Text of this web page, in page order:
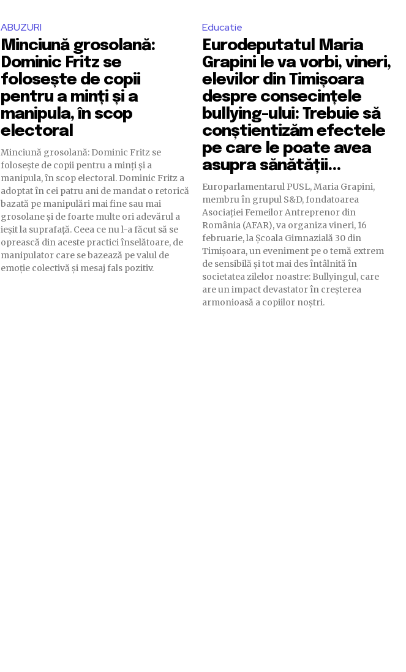
ABUZURI
Minciună grosolană:
Dominic Fritz se
folosește de copii
pentru a minți și a
manipula, în scop
electoral
Minciună grosolană: Dominic Fritz se
folosește de copii pentru a minți și a
manipula, în scop electoral. Dominic Fritz a
adoptat în cei patru ani de mandat o retorică
bazată pe manipulări mai fine sau mai
grosolane și de foarte multe ori adevărul a
ieșit la suprafață. Ceea ce nu l-a făcut să se
oprească din aceste practici înselătoare, de
manipulator care se bazează pe valul de
emoție colectivă și mesaj fals pozitiv.
Educatie
Eurodeputatul Maria
Grapini le va vorbi, vineri,
elevilor din Timișoara
despre consecințele
bullying-ului: Trebuie să
conștientizăm efectele
pe care le poate avea
asupra sănătății...
Europarlamentarul PUSL, Maria Grapini,
membru în grupul S&D, fondatoarea
Asociației Femeilor Antreprenor din
România (AFAR), va organiza vineri, 16
februarie, la Școala Gimnazială 30 din
Timișoara, un eveniment pe o temă extrem
de sensibilă și tot mai des întâlnită în
societatea zilelor noastre: Bullyingul, care
are un impact devastator în creșterea
armonioasă a copiilor noștri.